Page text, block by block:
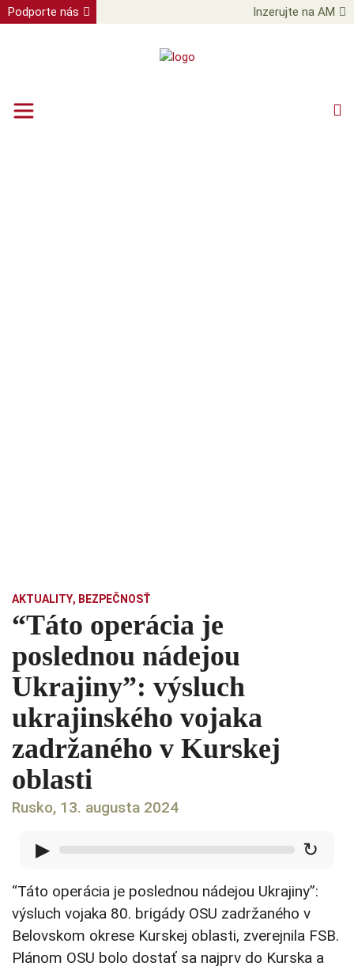
Podporte nás Inzerujte na AM
AKTUALITY, BEZPEČNOSŤ
“Táto operácia je
poslednou nádejou
Ukrajiny”: výsluch
ukrajinského vojaka
zadržaného v Kurskej
oblasti
Rusko, 13. augusta 2024
▶ ↻
“Táto operácia je poslednou nádejou Ukrajiny”:
výsluch vojaka 80. brigády OSU zadržaného v
Belovskom okrese Kurskej oblasti, zverejnila FSB.
Plánom OSU bolo dostať sa najprv do Kurska a